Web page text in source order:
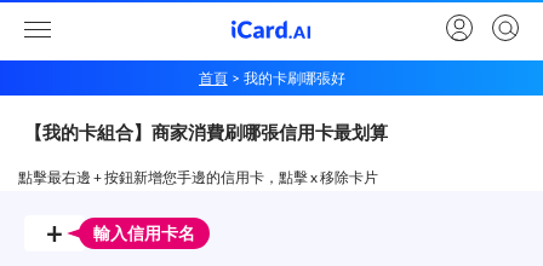
首頁 我的卡刷哪張好
【我的卡組合】商家消費刷哪張信用卡最划算
點擊最右邊 + 按鈕新增您手邊的信用卡，點擊 x 移除卡片
+ 輸入信用卡名